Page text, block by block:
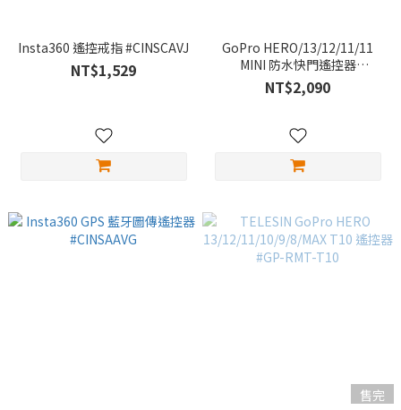
Insta360 遙控戒指 #CINSCAVJ
NT$1,529
GoPro HERO/13/12/11/11
MINI 防水快門遙控器
#ARMTE-004
NT$2,090
售完